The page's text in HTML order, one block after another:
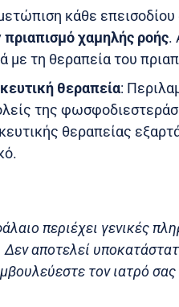
κάθε επεισοδίου
πριαπισμό χαμηλής ροής.
με τη θεραπεία του
θεραπεία:
της
θεραπείας
περιέχει γενικές
Δεν αποτελεί
τον ιατρό